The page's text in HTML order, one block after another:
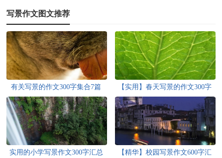
写景作文图文推荐
有关写景的作文300字集合7篇
【实用】春天写景的作文300字
集合九篇
实用的小学写景作文300字汇总
【精华】校园写景作文600字汇